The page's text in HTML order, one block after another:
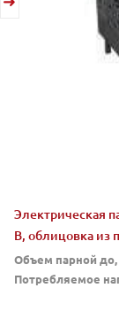
Электрическая
В, облицовка из
Объем парной до,
Потребляемое